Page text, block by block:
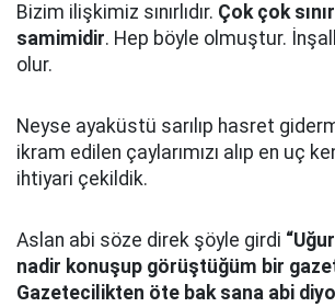
Bizim ilişkimiz sınırlıdır. Çok çok
samimidir. Hep böyle olmuştur.
olur.
Neyse ayaküstü sarılıp hasret
ikram edilen çaylarımızı alıp en uç
ihtiyari çekildik.
Aslan abi söze direk şöyle girdi
nadir konuşup görüştüğüm bir
Gazetecilikten öte bak sana abi